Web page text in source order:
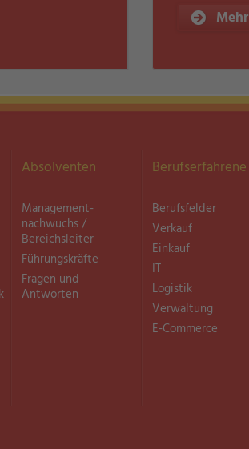
Mehr
Absolventen
Management­
nachwuchs /
Bereichsleiter
Führungskräfte
Fragen und
Antworten
Berufserfahrene
Berufsfelder
Verkauf
Einkauf
IT
Logistik
Verwaltung
E-Commerce